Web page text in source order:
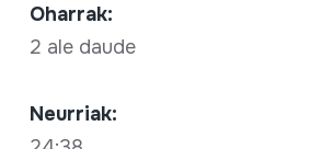
Oharrak:
2 ale daude
Neurriak: